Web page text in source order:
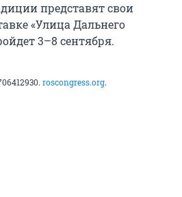
представят свои
«Улица Дальнего
3–8 сентября.
roscongress.org.